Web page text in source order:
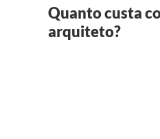
Quanto custa
arquiteto?